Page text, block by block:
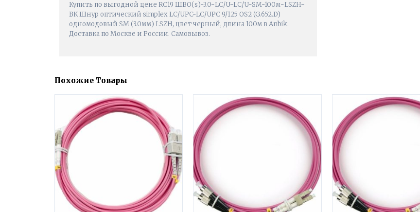
Купить по выгодной цене RC19 ШВО(s)-3.0-LC/U-LC/U-SM-100м-LSZH-
BK Шнур оптический simplex LC/UPC-LC/UPC 9/125 OS2 (G.652.D)
одномодовый SM (3.0мм) LSZH, цвет черный, длина 100м в Anbik.
Доставка по Москве и России. Самовывоз.
Похожие Товары